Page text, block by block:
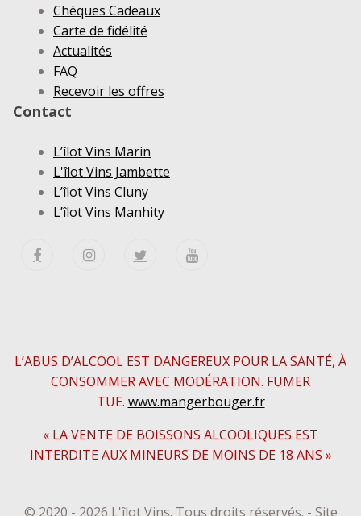
Chèques Cadeaux
Carte de fidélité
Actualités
FAQ
Recevoir les offres
Contact
L’îlot Vins Marin
L'îlot Vins Jambette
L’îlot Vins Cluny
L’îlot Vins Manhity
L’ABUS D’ALCOOL EST DANGEREUX POUR LA SANTÉ, À
CONSOMMER AVEC MODÉRATION. FUMER
TUE. www.mangerbouger.fr
« LA VENTE DE BOISSONS ALCOOLIQUES EST
INTERDITE AUX MINEURS DE MOINS DE 18 ANS »
© 2020 - 2026 L'îlot Vins. Tous droits réservés. - Site